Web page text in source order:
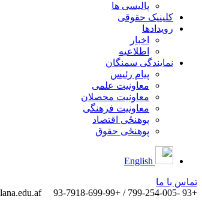
پالیسی ها
کلینیک حقوقی
رویدادها
اخبار
اطلاعیه
نمایندگی سمنگان
پیام رئیس
معاونیت علمی
معاونیت محصلان
معاونیت فرهنگی
پوهنځی اقتصاد
پوهنځی حقوق
تماس ‌با ‌ما
+93 -799-254-005 / +93-7918-699-99